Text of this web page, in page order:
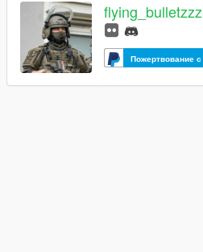
flying_bulletzzz
Пожертвование с